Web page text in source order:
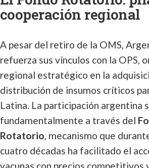
cooperación regional
A pesar del retiro de la OMS,
refuerza sus vínculos con la OPS,
regional estratégico en la
distribución de insumos críticos
Latina. La participación argentina
fundamentalmente a través del
Rotatorio, mecanismo que
cuatro décadas ha facilitado el